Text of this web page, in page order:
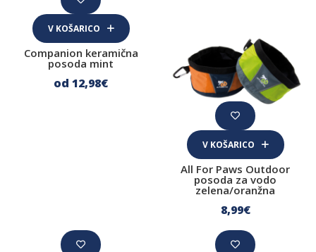
Nega tačk
Sredstva proti klopom, bolham in pršicam
Oprema
Plenice
V KOŠARICO
Companion keramična
posoda mint
od 12,98€
V KOŠARICO
All For Paws Outdoor
posoda za vodo
zelena/oranžna
8,99€